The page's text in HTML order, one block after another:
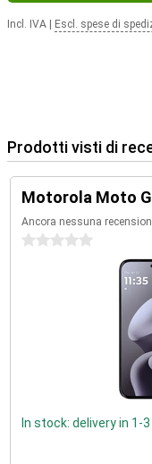
Incl. IVA Escl. spese di
Prodotti visti di
Motorola Moto
Ancora nessuna
0 stelle
In stock: delivery in 1-